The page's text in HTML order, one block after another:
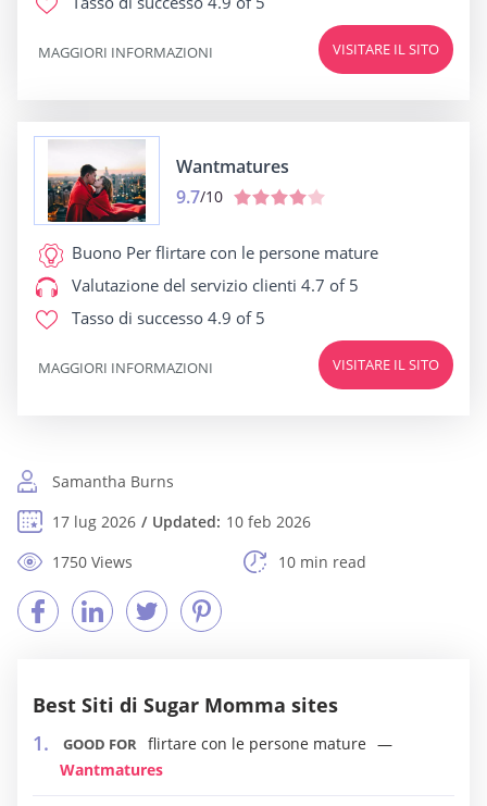
VISITARE IL SITO
MAGGIORI INFORMAZIONI
Wantmatures
9.7/10
Buono Per flirtare con le persone mature
Valutazione del servizio clienti 4.7 of 5
Tasso di successo 4.9 of 5
VISITARE IL SITO
MAGGIORI INFORMAZIONI
Samantha Burns
17 lug 2026
Updated: 10 feb 2026
1750 Views
10 min read
Best Siti di Sugar Momma sites
GOOD FOR flirtare con le persone mature
Wantmatures